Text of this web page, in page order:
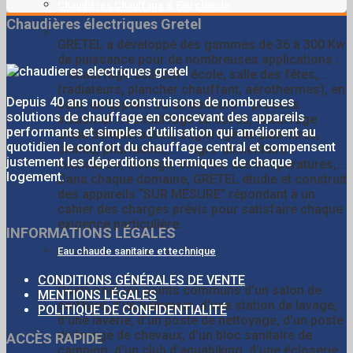
GRETEL a développé des gammes de 36 à 300 Kw
de puissance pour de nombreuses applications :
– chauffage collectif : école, salle des fêtes,…
(radiateurs, plancher chauffant, aérothermes), en
solo, en appoint ou en secours – process
industriel : réchauffage de cuves, chauffage
d’eau déminéralisée, dégivrage de patinoires,
chimie, pharmacie,… – agro-alimentaire :
vinification, élevage, contrôle des températures,…
Dans chaque domaine, GRETEL étudie et construit
des appareils “SUR MESURE” répondant à un
cahier des charges prévis pour satisfaire chaque
exigence particulière.
Eau chaude sanitaire et technique
Quels sont les points communs d’un salon de
coiffure, d’un hammam, d’une station de lavage,
d’une laverie, d’un poste de nettoyage, d’un poste
de lavage de chevaux, d’un bloc sanitaire de
Chaudières électriques Gretel
Depuis 40 ans nous construisons de nombreuses
solutions de chauffage en concevant des appareils
performants et simples d’utilisation qui améliorent au
quotidien le confort du chauffage central et compensent
justement les déperditions thermiques de chaque
logement.
INFORMATIONS LÉGALES
CONDITIONS GÉNÉRALES DE VENTE
MENTIONS LÉGALES
POLITIQUE DE CONFIDENTIALITÉ
ACCÈS RAPIDE